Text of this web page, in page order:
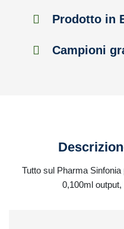
Prodotto in
Campioni
Tutto sul Pharma
0,100ml